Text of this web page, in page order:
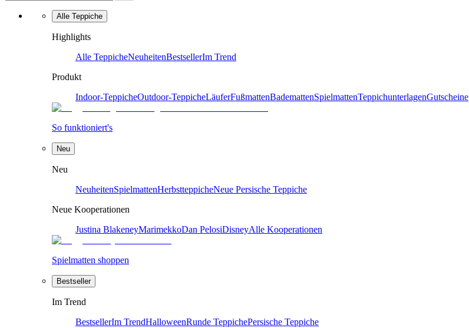
Alle Teppiche
Highlights
Alle TeppicheNeuheitenBestsellerIm Trend
Produkt
Indoor-TeppicheOutdoor-TeppicheLäuferFußmattenBademattenSpielmattenTeppichunterlagenGutscheine
So funktioniert's
Neu
Neu
NeuheitenSpielmattenHerbstteppicheNeue Persische Teppiche
Neue Kooperationen
Justina BlakeneyMarimekkoDan PelosiDisneyAlle Kooperationen
Spielmatten shoppen
Bestseller
Im Trend
BestsellerIm TrendHalloweenRunde TeppichePersische Teppiche